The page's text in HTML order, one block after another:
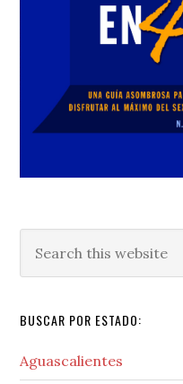
this
BUSCAR POR ESTADO:
Aguascalientes